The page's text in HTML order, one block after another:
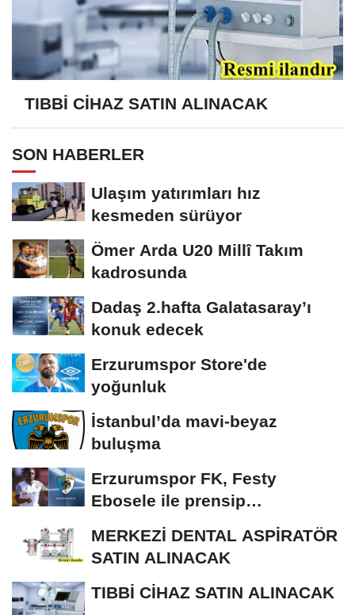
TIBBİ CİHAZ SATIN ALINACAK
SON HABERLER
Ulaşım yatırımları hız
kesmeden sürüyor
Ömer Arda U20 Millî Takım
kadrosunda
Dadaş 2.hafta Galatasaray’ı
konuk edecek
Erzurumspor Store'de
yoğunluk
İstanbul’da mavi-beyaz
buluşma
Erzurumspor FK, Festy
Ebosele ile prensip
anlaşmasına vardı
MERKEZİ DENTAL ASPİRATÖR
SATIN ALINACAK
TIBBİ CİHAZ SATIN ALINACAK